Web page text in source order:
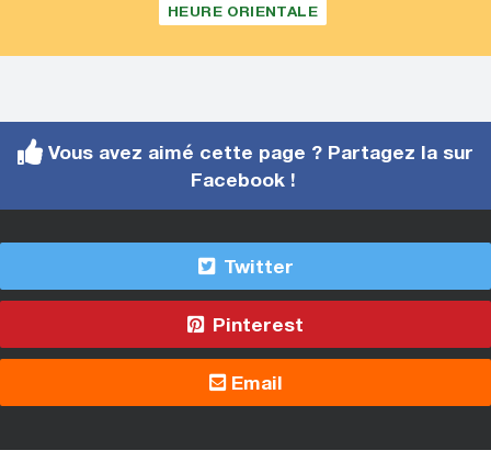
HEURE ORIENTALE
Vous avez aimé cette page ? Partagez la sur
Facebook !
Twitter
Pinterest
Email